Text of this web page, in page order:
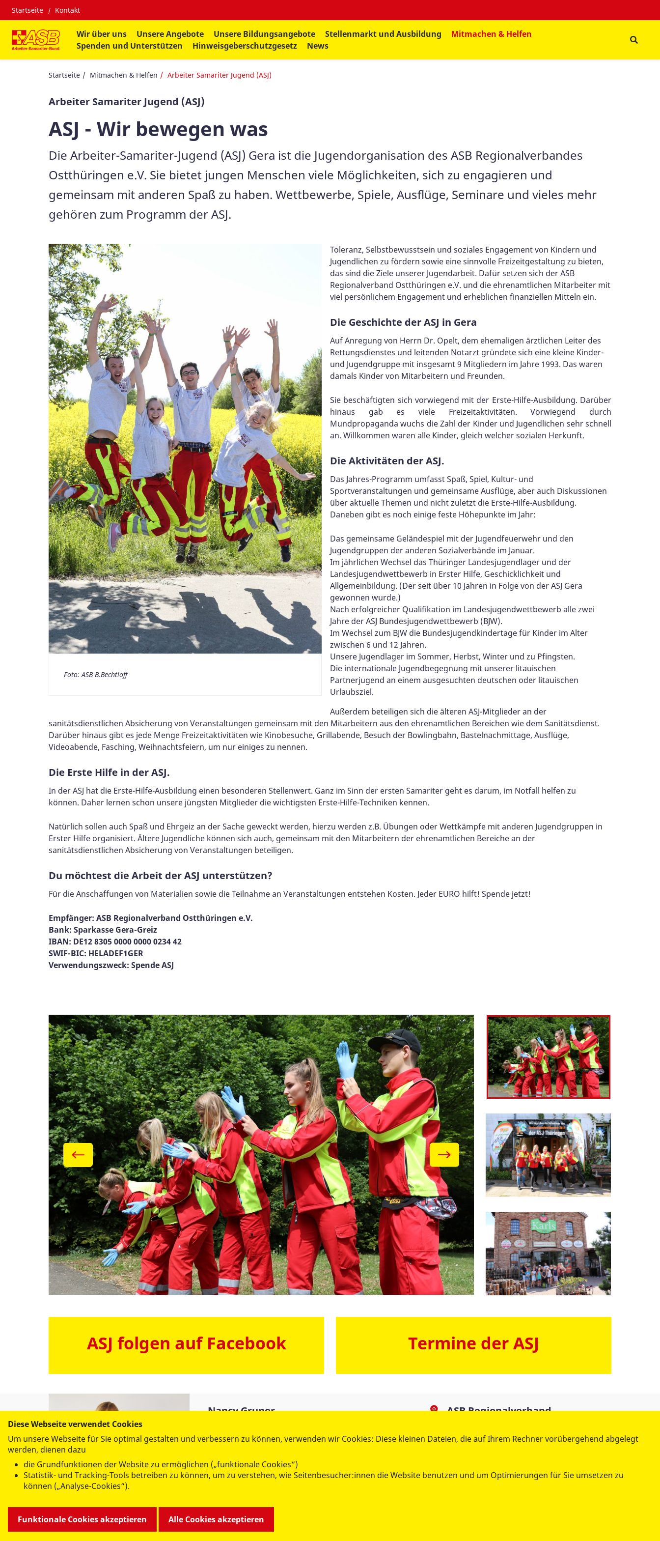
Startseite Kontakt
Wir über uns Unsere Angebote Unsere Bildungsangebote Stellenmarkt und Ausbildung
Mitmachen & Helfen
Spenden und Unterstützen
Hinweisgeberschutzgesetz News
Startseite Mitmachen & Helfen Arbeiter Samariter Jugend (ASJ)
Arbeiter Samariter Jugend (ASJ)
ASJ - Wir bewegen was
Die Arbeiter-Samariter-Jugend (ASJ) Gera ist die Jugendorganisation des ASB Regionalverbandes
Ostthüringen e.V. Sie bietet jungen Menschen viele Möglichkeiten, sich zu engagieren und
gemeinsam mit anderen Spaß zu haben. Wettbewerbe, Spiele, Ausflüge, Seminare und vieles mehr
gehören zum Programm der ASJ.
Foto: ASB B.Bechtloff
Toleranz, Selbstbewusstsein und soziales Engagement von Kindern und
Jugendlichen zu fördern sowie eine sinnvolle Freizeitgestaltung zu bieten,
das sind die Ziele unserer Jugendarbeit. Dafür setzen sich der ASB
Regionalverband Ostthüringen e.V. und die ehrenamtlichen Mitarbeiter mit
viel persönlichem Engagement und erheblichen finanziellen Mitteln ein.
Die Geschichte der ASJ in Gera
Auf Anregung von Herrn Dr. Opelt, dem ehemaligen ärztlichen Leiter des
Rettungsdienstes und leitenden Notarzt gründete sich eine kleine Kinder-
und Jugendgruppe mit insgesamt 9 Mitgliedern im Jahre 1993. Das waren
damals Kinder von Mitarbeitern und Freunden.
Sie beschäftigten sich vorwiegend mit der Erste-Hilfe-Ausbildung. Darüber
hinaus gab es viele Freizeitaktivitäten. Vorwiegend durch
Mundpropaganda wuchs die Zahl der Kinder und Jugendlichen sehr schnell
an. Willkommen waren alle Kinder, gleich welcher sozialen Herkunft.
Die Aktivitäten der ASJ.
Das Jahres-Programm umfasst Spaß, Spiel, Kultur- und
Sportveranstaltungen und gemeinsame Ausflüge, aber auch Diskussionen
über aktuelle Themen und nicht zuletzt die Erste-Hilfe-Ausbildung.
Daneben gibt es noch einige feste Höhepunkte im Jahr:
Das gemeinsame Geländespiel mit der Jugendfeuerwehr und den
Jugendgruppen der anderen Sozialverbände im Januar.
Im jährlichen Wechsel das Thüringer Landesjugendlager und der
Landesjugendwettbewerb in Erster Hilfe, Geschicklichkeit und
Allgemeinbildung. (Der seit über 10 Jahren in Folge von der ASJ Gera
gewonnen wurde.)
Nach erfolgreicher Qualifikation im Landesjugendwettbewerb alle zwei
Jahre der ASJ Bundesjugendwettbewerb (BJW).
Im Wechsel zum BJW die Bundesjugendkindertage für Kinder im Alter
zwischen 6 und 12 Jahren.
Unsere Jugendlager im Sommer, Herbst, Winter und zu Pfingsten.
Die internationale Jugendbegegnung mit unserer litauischen
Partnerjugend an einem ausgesuchten deutschen oder litauischen
Urlaubsziel.
Außerdem beteiligen sich die älteren ASJ-Mitglieder an der
sanitätsdienstlichen Absicherung von Veranstaltungen gemeinsam mit den Mitarbeitern aus den ehrenamtlichen Bereichen wie dem Sanitätsdienst.
Darüber hinaus gibt es jede Menge Freizeitaktivitäten wie Kinobesuche, Grillabende, Besuch der Bowlingbahn, Bastelnachmittage, Ausflüge,
Videoabende, Fasching, Weihnachtsfeiern, um nur einiges zu nennen.
Die Erste Hilfe in der ASJ.
In der ASJ hat die Erste-Hilfe-Ausbildung einen besonderen Stellenwert. Ganz im Sinn der ersten Samariter geht es darum, im Notfall helfen zu
können. Daher lernen schon unsere jüngsten Mitglieder die wichtigsten Erste-Hilfe-Techniken kennen.
Natürlich sollen auch Spaß und Ehrgeiz an der Sache geweckt werden, hierzu werden z.B. Übungen oder Wettkämpfe mit anderen Jugendgruppen in
Erster Hilfe organisiert. Ältere Jugendliche können sich auch, gemeinsam mit den Mitarbeitern der ehrenamtlichen Bereiche an der
sanitätsdienstlichen Absicherung von Veranstaltungen beteiligen.
Du möchtest die Arbeit der ASJ unterstützen?
Für die Anschaffungen von Materialien sowie die Teilnahme an Veranstaltungen entstehen Kosten. Jeder EURO hilft! Spende jetzt!
Empfänger: ASB Regionalverband Ostthüringen e.V.
Bank: Sparkasse Gera-Greiz
IBAN: DE12 8305 0000 0000 0234 42
SWIF-BIC: HELADEF1GER
Verwendungszweck: Spende ASJ
Galerie
ASJ folgen auf Facebook Termine der ASJ
Nancy Gruner
Tel.:0365 430 47 49
asj@asb-gera.de
ASB Regionalverband
Wiesestraße 189 A
Diese Webseite verwendet Cookies
Um unsere Webseite für Sie optimal gestalten und verbessern zu können, verwenden wir Cookies: Diese kleinen Dateien, die auf Ihrem Rechner vorübergehend abgelegt
werden, dienen dazu
die Grundfunktionen der Website zu ermöglichen („funktionale Cookies“)
Statistik- und Tracking-Tools betreiben zu können, um zu verstehen, wie Seitenbesucher:innen die Website benutzen und um Optimierungen für Sie umsetzen zu
können („Analyse-Cookies“).
Funktionale Cookies akzeptieren Alle Cookies akzeptieren